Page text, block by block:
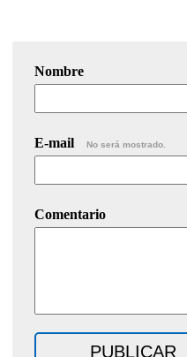
Nombre
E-mail No será mostrado.
Comentario